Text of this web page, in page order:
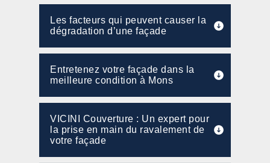
Les facteurs qui peuvent causer la
dégradation d’une façade
Entretenez votre façade dans la
meilleure condition à Mons
VICINI Couverture : Un expert pour
la prise en main du ravalement de
votre façade